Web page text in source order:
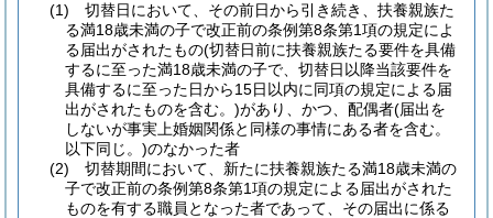
(1)
切替日において、その前日から引き続き、扶養親族た
る満18歳未満の子で改正前の条例第8条第1項の規定によ
る届出がされたもの(切替日前に扶養親族たる要件を具備
するに至った満18歳未満の子で、切替日以降当該要件を
具備するに至った日から15日以内に同項の規定による届
出がされたものを含む。)があり、かつ、配偶者(届出を
しないが事実上婚姻関係と同様の事情にある者を含む。
以下同じ。)のなかった者
(2)
切替期間において、新たに扶養親族たる満18歳未満の
子で改正前の条例第8条第1項の規定による届出がされた
ものを有する職員となった者であって、その届出に係る